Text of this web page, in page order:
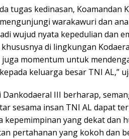
tugas kedinasan, Koamandan
warakawuri dan
wujud nyata kepedulian dan
di lingkungan
momentum untuk
keluarga besar TNI AL,”
III berharap,
sesama insan TNI AL dapat
kepemimpinan yang dekat dan
pertahanan yang kokoh dan